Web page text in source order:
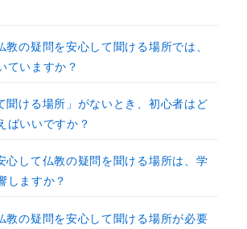
の疑問を安心して聞ける場所では、
ていますか？
聞ける場所」がないとき、初心者はど
ばいいですか？
心して仏教の疑問を聞ける場所は、学
しますか？
教の疑問を安心して聞ける場所が必要